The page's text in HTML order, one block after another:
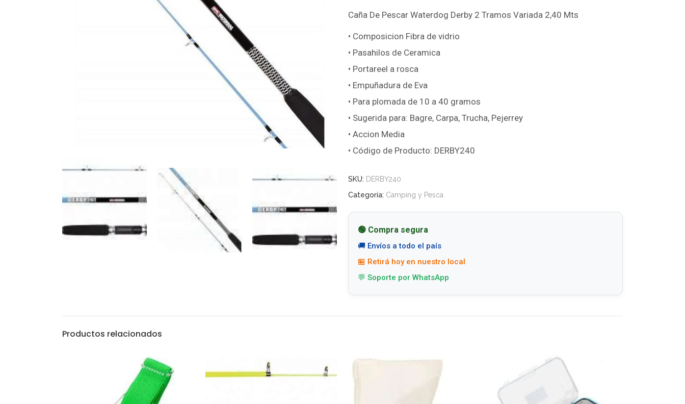
Caña De Pescar Waterdog Derby 2 Tramos Variada 2,40 Mts
• Composicion Fibra de vidrio
• Pasahilos de Ceramica
• Portareel a rosca
• Empuñadura de Eva
• Para plomada de 10 a 40 gramos
• Sugerida para: Bagre, Carpa, Trucha, Pejerrey
• Accion Media
• Código de Producto: DERBY240
SKU: DERBY240
Categoría: Camping y Pesca
🟢 Compra segura
🚚 Envíos a todo el país
🏪 Retirá hoy en nuestro local
💬 Soporte por WhatsApp
Productos relacionados